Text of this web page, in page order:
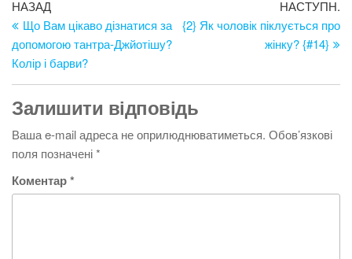
Навігація
записів
Попередній
запис
НАЗАД
Що Вам цікаво дізнатися за
допомогою тантра-Джйотішу?
Колір і барви?
НАСТУПН.
{2} Як чоловік піклується про
жінку? {#14}
Залишити відповідь
Ваша e-mail адреса не оприлюднюватиметься. Обов’язкові
поля позначені*
Коментар*